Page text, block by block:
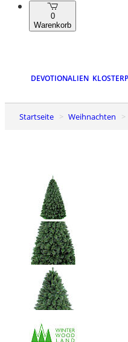
0
Warenkorb
DEVOTIONALIEN
Startseite Weihnachten